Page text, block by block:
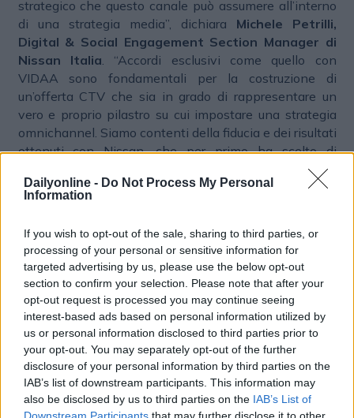
Dailyonline - Do Not Process My Personal
Information
If you wish to opt-out of the sale, sharing to third parties, or
processing of your personal or sensitive information for
targeted advertising by us, please use the below opt-out
section to confirm your selection. Please note that after your
opt-out request is processed you may continue seeing
interest-based ads based on personal information utilized by
us or personal information disclosed to third parties prior to
your opt-out. You may separately opt-out of the further
disclosure of your personal information by third parties on the
IAB’s list of downstream participants. This information may
also be disclosed by us to third parties on the IAB’s List of
Downstream Participants that may further disclose it to other
strategico che questo canale può assumere all’interno
di una strategia media”, dichiara Michele Petrilli,
Digital & Social Engagement Section Manager di
Nissan Italia. “Accordi esclusivi come quello con
VIDAA sono fondamentali per la costruzione di
un’offerta CTV che sia in grado di rappresentare un
vero e proprio pilastro su cui impostare una strategia
omnichannel. Siamo contenti della fiducia e dei risultati
ottenuti con Nissan, che per primo ha scelto di
utilizzare le inventory home screen sui televisori
Hisense, e consideriamo questa campagna come una
Deputy MD diTeads Italia.
BRAND MARKETING